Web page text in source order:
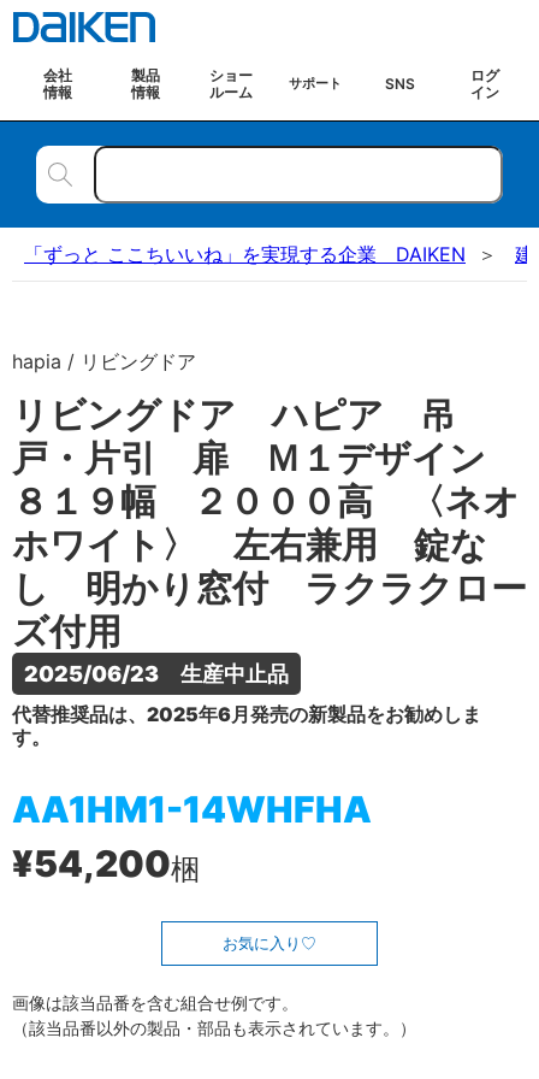
会社
情報
製品
情報
ショー
ルーム
サポート SNS
ログ
イン
「ずっと ここちいいね」を実現する企業 DAIKEN 建
hapia / リビングドア
リビングドア ハピア 吊
戸・片引 扉 Ｍ１デザイン
８１９幅 ２０００高 〈ネオ
ホワイト〉 左右兼用 錠な
し 明かり窓付 ラクラクロー
ズ付用
2025/06/23　生産中止品
代替推奨品は、2025年6月発売の新製品をお勧めしま
す。
AA1HM1-14WHFHA
¥54,200梱
お気に入り
画像は該当品番を含む組合せ例です。
（該当品番以外の製品・部品も表示されています。）